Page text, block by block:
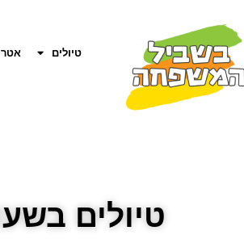
טיולים
טיולים